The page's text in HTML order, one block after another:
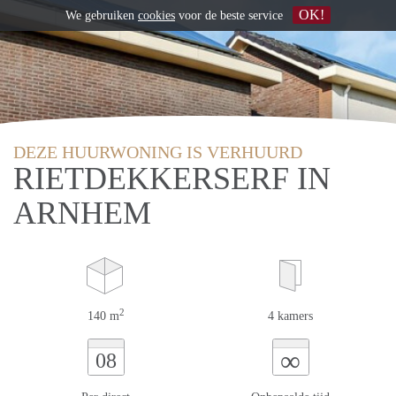
DEZE HUURWONING IS VERHUURD
RIETDEKKERSERF IN
ARNHEM
140 m2 4 kamers
08 ∞
We gebruiken cookies voor de beste service OK!